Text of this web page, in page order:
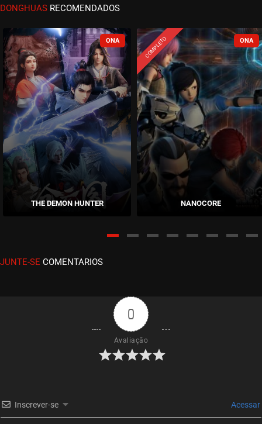
ASSISTIDO
EPISÓDIO 11
ASSISTIDO
EPISÓDIO 10
janeiro 27, 2026
ASSISTIDO
EPISÓDIO 09
janeiro 18, 2026
EPISÓDIO 08
janeiro 11, 2026
ASSISTIDO
EPISÓDIO 06
dezembro 19, 2025
EPISÓDIO 05
EPISÓDIO 04
DONGHUAS RECOMENDADOS
THE DEMON HUNTER
COMPLETO
NANOCORE
JUNTE-SE COMENTARIOS
0
Avaliação
Inscrever-se Acessar